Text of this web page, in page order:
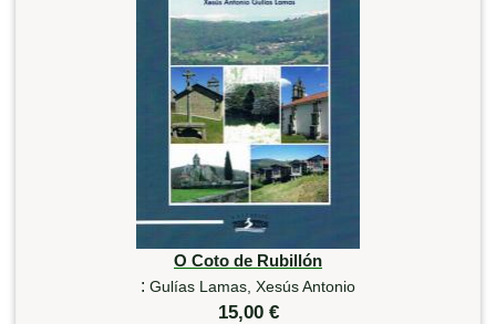
O Coto de Rubillón
: Gulías Lamas, Xesús Antonio
15,00 €